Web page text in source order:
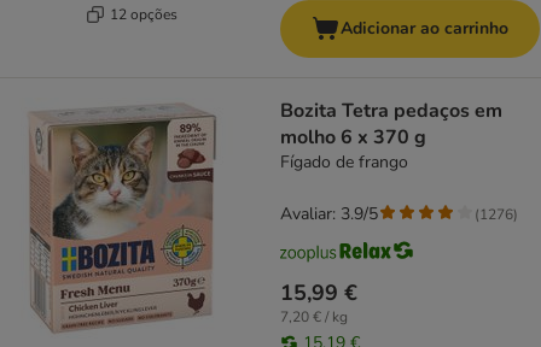
12 opções
Adicionar ao carrinho
Bozita Tetra pedaços em
molho 6 x 370 g
Fígado de frango
15,99 €
7,20 € / kg
Avaliar: 3.9/5 (1276)